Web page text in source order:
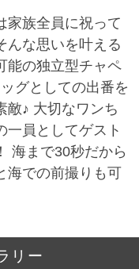
家族全員に祝って
んな思いを叶える
能の独立型チャペ
グとしての出番を
敵♪ 大切なワンち
一員としてゲスト
海まで30秒だから
海での前撮りも可
リー